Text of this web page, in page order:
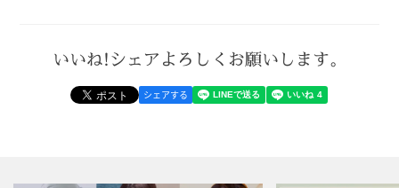
いいね!シェアよろしくお願いします。
シェアする